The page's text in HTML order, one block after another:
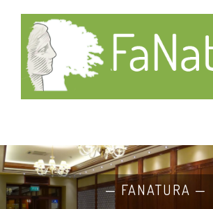
— FANATURA —